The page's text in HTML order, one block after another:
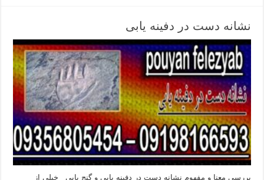
نشانه دست در دفینه یابی
بررسی معنا و مفهوم نشانه دست در دفینه یابی و گنج یابی خیلی از